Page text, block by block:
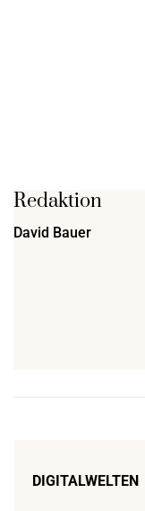
Redaktion
David Bauer
DIGITALWELTEN